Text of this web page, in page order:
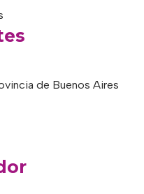
de Buenos Aires